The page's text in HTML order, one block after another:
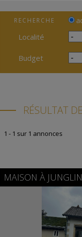
RECHERCHE
Localité
Budget
RÉSULTAT
1 - 1 sur 1 annonces
MAISON À